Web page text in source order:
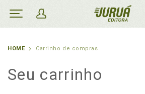
HOME Carrinho de compras
Seu carrinho